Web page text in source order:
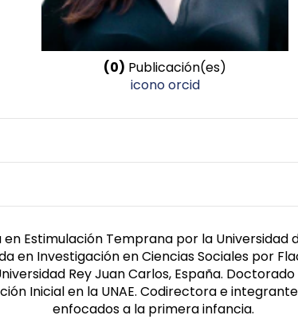
(0) Publicación(es)
icono orcid
Femenino
Universidad Nacional de Educación
en Estimulación Temprana por la
en Investigación en Ciencias Sociales por
Rey Juan Carlos, España.
Inicial en la UNAE. Codirectora e
enfocados a la primera infancia.